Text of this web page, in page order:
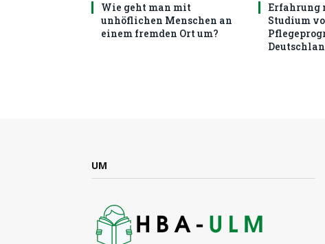
Wie geht man mit
unhöflichen Menschen an
einem fremden Ort um?
Erfahrung
Studium
UM